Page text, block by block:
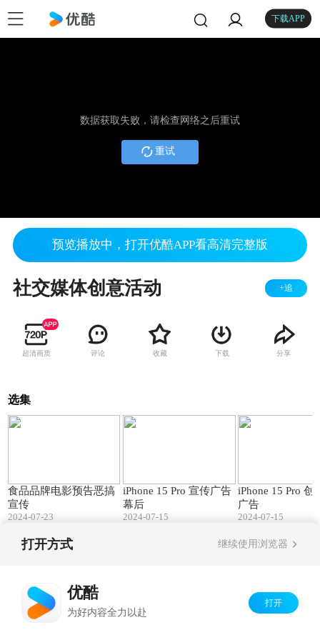
下载APP
数据获取失败，请检查网络之后重试
重试
预览播放中，打开优酷APP看高清完整版
社交媒体创意活动 +追
超清画质 评论 收藏 下载 分享
选集
食品品牌电影预告恶搞
宣传
2024-07-23
iPhone 15 Pro 宣传广告
幕后
2024-07-15
iPhone 15 Pro 创意宣传
广告
2024-07-15
打开方式 继续使用浏览器
优酷
为好内容全力以赴
打开